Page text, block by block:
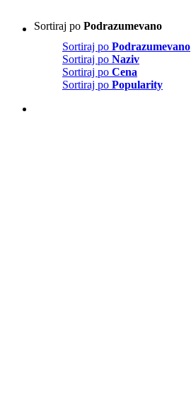
Sortiraj po Podrazumevano
Sortiraj po Podrazumevano
Sortiraj po Naziv
Sortiraj po Cena
Sortiraj po Popularity